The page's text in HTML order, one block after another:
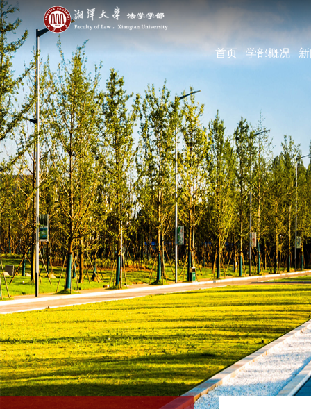
首页 学部概况
现任领导
机构设置
学部宣传片
部长寄语